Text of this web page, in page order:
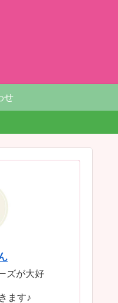
せ
ズが大好
ます♪